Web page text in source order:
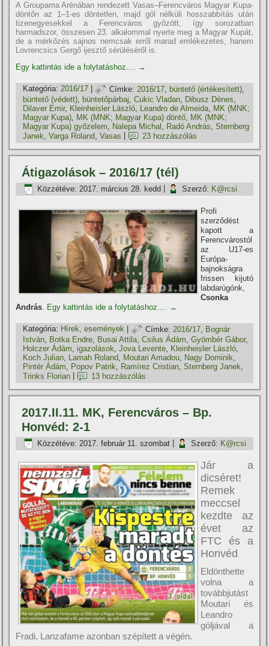
A Groupama Arénában rendezett Vasas–Ferencváros Magyar Kupa-
döntőn az 1–1-es döntetlen, majd gól nélküli hosszabbí­tás után
tizenegyesekkel a Ferencváros győzött, í­gy sorozatban
harmadszor, összesen 23. alkalommal nyerte meg a Magyar Kupát,
de a mérkőzés sajnos nemcsak erről marad emlékezetes, hanem
Lovrencsics Gergő ijesztő sérüléséről is.
Egy kattintás ide a folytatáshoz.... →
Kategória: 2016/17 | Címke: 2016/17 büntető (értékesí­tett)
büntető (védett), büntetőpárbaj,Cukic Vladan, Dibusz Dénes,
Dilaver Emir, Kleinheisler László, Leandro de Almeida, MK (MNK;
Magyar Kupa), MK (MNK; Magyar Kupa) döntő, MK (MNK;
Magyar Kupa) győzelem, Nalepa Michal , Radó András,Sternberg
Janek ,Varga Roland ,Vasas 23 hozzászólás
Átigazolások – 2016/17 (tél)
Közzétéve: 2017. március 28. kedd Szerző: K@rcsi
Profi
szerződést
kapott a
Ferencvárostól
az U17-es
Európa-
bajnokságra
frissen kijutó
labdarúgónk,
Csonka
András. Egy kattintás ide a folytatáshoz.... →
Kategória: Hí­rek, események | Címke: 2016/17
Bognár
István, Botka Endre, Busai Attila,Csilus Ádám,Gyömbér Gábor,
Holczer Ádám,igazolások,Jova Levente, Kleinheisler László,
Koch Julian, Lamah Roland, Moutari Amadou, Nagy Dominik,
Pintér Ádám, Popov Patrik, Ramí­rez Cristian,Sternberg Janek,
Trinks Florian
13 hozzászólás
2017.II.11. MK, Ferencváros – Bp.
Honvéd: 2-1
Közzétéve: 2017. február 11. szombat Szerző: K@rcsi
Jár a
dicséret!
Remek
meccsel
kezdte az
évet az
FTC és a
Honvéd
Eldönthette
volna a
továbbjutást
Moutari és
Leandro
góljával a
Fradi, Lanzafame azonban szépí­tett a végén.